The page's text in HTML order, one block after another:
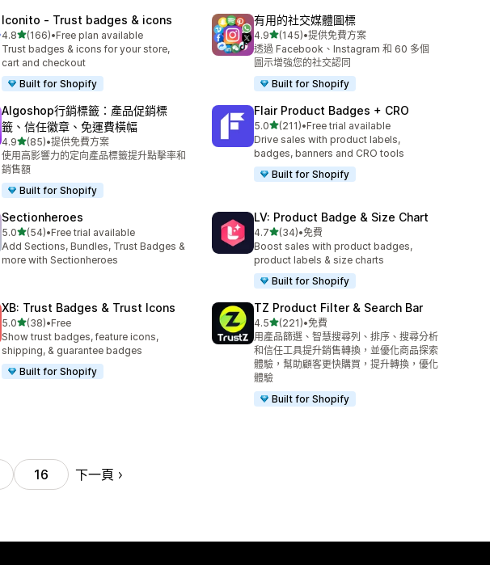
Iconito ‑ Trust badges & icons
4.8滿分 5 顆星
(166)
共有 166 則評價
•Free plan available
Trust badges & icons for your store,
cart and checkout
Built for Shopify
有用的社交媒體圖標
4.9滿分 5 顆星
(145)
共有 145 則評價
•提供免費方案
透過 Facebook、Instagram 和 60 多個
圖示增強您的社交認同
Built for Shopify
Algoshop行銷標籤：產品促銷標
籤、信任徽章、免運費橫幅
4.9滿分 5 顆星
(85)
共有 85 則評價
•提供免費方案
使用高影響力的定向產品標籤提升點擊率和
銷售額
Built for Shopify
Flair Product Badges + CRO
5.0滿分 5 顆星
(211)
共有 211 則評價
•Free trial available
Drive sales with product labels,
badges, banners and CRO tools
Built for Shopify
Sectionheroes
5.0滿分 5 顆星
(54)
共有 54 則評價
•Free trial available
Add Sections, Bundles, Trust Badges &
more with Sectionheroes
LV: Product Badge & Size Chart
4.7滿分 5 顆星
(34)
共有 34 則評價
•免費
Boost sales with product badges,
product labels & size charts
Built for Shopify
XB: Trust Badges & Trust Icons
5.0滿分 5 顆星
(38)
共有 38 則評價
•Free
Show trust badges, feature icons,
shipping, & guarantee badges
Built for Shopify
TZ Product Filter & Search Bar
4.5滿分 5 顆星
(221)
共有 221 則評價
•免費
用產品篩選、智慧搜尋列、排序、搜尋分析
和信任工具提升銷售轉換，並優化商品探索
體驗，幫助顧客更快購買，提升轉換，優化
體驗
Built for Shopify
16 下一頁